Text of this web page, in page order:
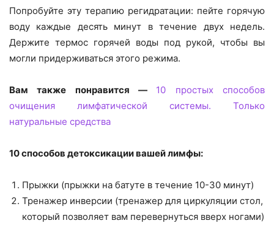
Попробуйте эту терапию регидратации: пейте горячую
воду каждые десять минут в течение двух недель.
Держите термос горячей воды под рукой, чтобы вы
могли придерживаться этого режима.
Вам также понравится — 10 простых способов
очищения лимфатической системы. Только
натуральные средства
10 способов детоксикации вашей лимфы:
Прыжки (прыжки на батуте в течение 10-30 минут)
Тренажер инверсии (тренажер для циркуляции стол,
который позволяет вам перевернуться вверх ногами)